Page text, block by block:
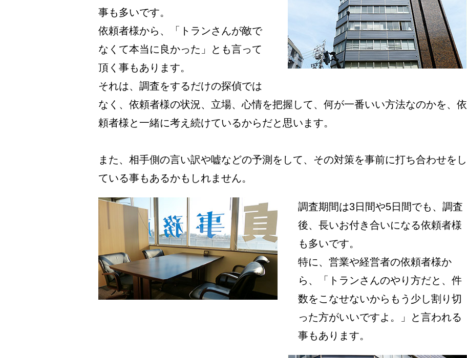
事も多いです。
依頼者様から、「トランさんが敵で
なくて本当に良かった」とも言って
頂く事もあります。
それは、調査をするだけの探偵では
なく、依頼者様の状況、立場、心情を把握して、何が一番いい方法なのかを、依
頼者様と一緒に考え続けているからだと思います。
また、相手側の言い訳や嘘などの予測をして、その対策を事前に打ち合わせをし
ている事もあるかもしれません。
調査期間は3日間や5日間でも、調査
後、長いお付き合いになる依頼者様
も多いです。
特に、営業や経営者の依頼者様か
ら、「トランさんのやり方だと、件
数をこなせないからもう少し割り切
った方がいいですよ。」と言われる
事もあります。